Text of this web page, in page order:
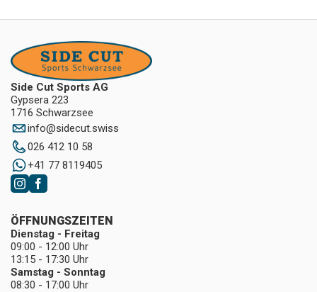
Side Cut Sports AG
Gypsera 223
1716 Schwarzsee
info@sidecut.swiss
026 412 10 58
+41 77 8119405
ÖFFNUNGSZEITEN
Dienstag - Freitag
09:00 - 12:00 Uhr
13:15 - 17:30 Uhr
Samstag - Sonntag
08:30 - 17:00 Uhr